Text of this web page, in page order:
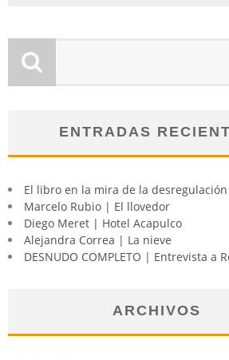
ENTRADAS
El libro en la mira de la desregulación
Marcelo Rubio | El llovedor
Diego Meret | Hotel Acapulco
Alejandra Correa | La nieve
DESNUDO COMPLETO | Entrevista a
ARCHIVOS